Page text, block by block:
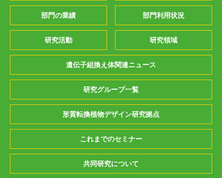
部門の業績 部門利用状況
研究活動 研究領域
遺伝子組換え体関連ニュース
研究グループ一覧
形質転換植物デザイン研究拠点
これまでのセミナー
共同研究について